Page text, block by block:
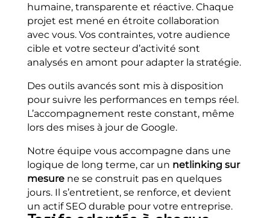
humaine, transparente et réactive. Chaque
projet est mené en étroite collaboration
avec vous. Vos contraintes, votre audience
cible et votre secteur d’activité sont
analysés en amont pour adapter la stratégie.
Des outils avancés sont mis à disposition
pour suivre les performances en temps réel.
L’accompagnement reste constant, même
lors des mises à jour de Google.
Notre équipe vous accompagne dans une
logique de long terme, car un netlinking sur
mesure ne se construit pas en quelques
jours. Il s’entretient, se renforce, et devient
un actif SEO durable pour votre entreprise.